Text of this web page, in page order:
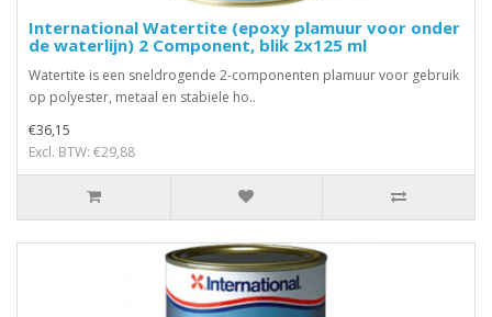
International Watertite (epoxy plamuur voor onder
de waterlijn) 2 Component, blik 2x125 ml
Watertite is een sneldrogende 2-componenten plamuur voor gebruik
op polyester, metaal en stabiele ho..
€36,15
Excl. BTW: €29,88